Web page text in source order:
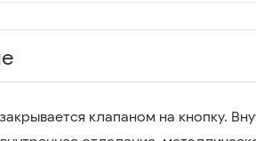
клапаном на кнопку.